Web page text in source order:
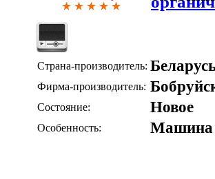
Страна-производитель:
Фирма-производитель:
Состояние: Новое
Особенность: